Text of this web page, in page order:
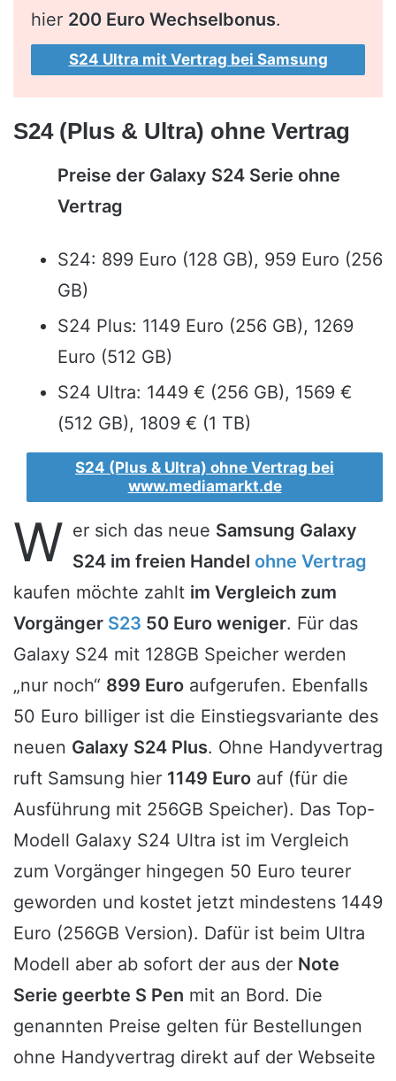
hier 200 Euro Wechselbonus.
S24 Ultra mit Vertrag bei Samsung
S24 (Plus & Ultra) ohne Vertrag
Preise der Galaxy S24 Serie ohne
Vertrag
S24: 899 Euro (128 GB), 959 Euro (256
GB)
S24 Plus: 1149 Euro (256 GB), 1269
Euro (512 GB)
S24 Ultra: 1449 € (256 GB), 1569 €
(512 GB), 1809 € (1 TB)
S24 (Plus & Ultra) ohne Vertrag bei
www.mediamarkt.de
W er sich das neue Samsung Galaxy
S24 im freien Handel ohne Vertrag
kaufen möchte zahlt im Vergleich zum
Vorgänger S23 50 Euro weniger. Für das
Galaxy S24 mit 128GB Speicher werden
„nur noch“ 899 Euro aufgerufen. Ebenfalls
50 Euro billiger ist die Einstiegsvariante des
neuen Galaxy S24 Plus. Ohne Handyvertrag
ruft Samsung hier 1149 Euro auf (für die
Ausführung mit 256GB Speicher). Das Top-
Modell Galaxy S24 Ultra ist im Vergleich
zum Vorgänger hingegen 50 Euro teurer
geworden und kostet jetzt mindestens 1449
Euro (256GB Version). Dafür ist beim Ultra
Modell aber ab sofort der aus der Note
Serie geerbte S Pen mit an Bord. Die
genannten Preise gelten für Bestellungen
ohne Handyvertrag direkt auf der Webseite